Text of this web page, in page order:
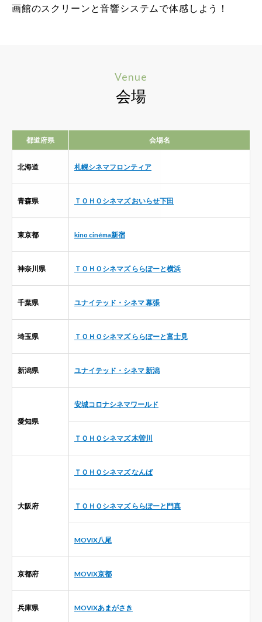
画館のスクリーンと音響システムで体感しよう！
Venue
会場
都道府県 会場名
北海道 札幌シネマフロンティア
青森県 ＴＯＨＯシネマズ おいらせ下田
東京都 kino cinéma新宿
神奈川県 ＴＯＨＯシネマズ ららぽーと横浜
千葉県 ユナイテッド・シネマ 幕張
埼玉県 ＴＯＨＯシネマズ ららぽーと富士見
新潟県 ユナイテッド・シネマ 新潟
愛知県
安城コロナシネマワールド
ＴＯＨＯシネマズ 木曽川
大阪府
ＴＯＨＯシネマズ なんば
ＴＯＨＯシネマズ ららぽーと門真
MOVIX八尾
京都府 MOVIX京都
兵庫県 MOVIXあまがさき